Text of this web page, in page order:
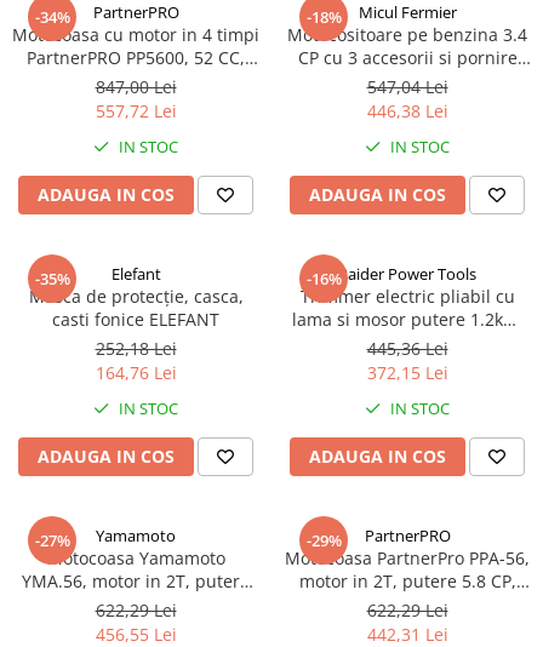
-34% PartnerPRO
Motocoasa cu motor in 4 timpi
PartnerPRO PP5600, 52 CC,
10000 rot / min, putere 5,6 CP
+ 3 moduri de taiere, 4
accesorii
847,00 Lei
557,72 Lei
IN STOC
ADAUGA IN COS
-18% Micul Fermier
Motocositoare pe benzina 3.4
CP cu 3 accesorii si pornire
rapida, rotatii 9500 rpm, GF-
1310-S001-G02
547,04 Lei
446,38 Lei
IN STOC
ADAUGA IN COS
-35% Elefant
Masca de protecție, casca,
casti fonice ELEFANT
252,18 Lei
164,76 Lei
IN STOC
ADAUGA IN COS
-16%Raider Power Tools
Trimmer electric pliabil cu
lama si mosor putere 1.2kW,
turatie 7500 rpm, RD-EBC09
445,36 Lei
372,15 Lei
IN STOC
ADAUGA IN COS
-27% Yamamoto
Motocoasa Yamamoto
YMA.56, motor in 2T, putere
5.8 CP, rotatii 10000 rpm, 7
accesorii
622,29 Lei
456,55 Lei
-29% PartnerPRO
Motocoasa PartnerPro PPA-56,
motor in 2T, putere 5.8 CP,
rotatii 10000 rpm, 6 accesorii
622,29 Lei
442,31 Lei